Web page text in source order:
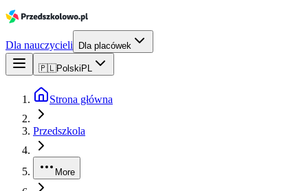
Dla nauczycieli Dla placówek
🇵🇱Polski PL
Strona główna
Przedszkola
More